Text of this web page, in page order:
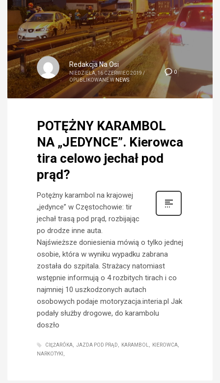
0
Redakcja Na Osi
NIEDZIELA, 16 CZERWIEC 2019 /
OPUBLIKOWANE W NEWS
POTĘŻNY KARAMBOL
NA „JEDYNCE”. Kierowca
tira celowo jechał pod
prąd?
Potężny karambol na krajowej
„jedynce” w Częstochowie: tir
jechał trasą pod prąd, rozbijając
po drodze inne auta.
Najświeższe doniesienia mówią o tylko jednej
osobie, która w wyniku wypadku zabrana
została do szpitala. Strażacy natomiast
wstępnie informują o 4 rozbitych tirach i co
najmniej 10 uszkodzonych autach
osobowych podaje motoryzacja.interia.pl Jak
podały służby drogowe, do karambolu
doszło
CIĘŻARÓKA JAZDA POD PRĄD KARAMBOL
KIEROWCA
NARKOTYKI